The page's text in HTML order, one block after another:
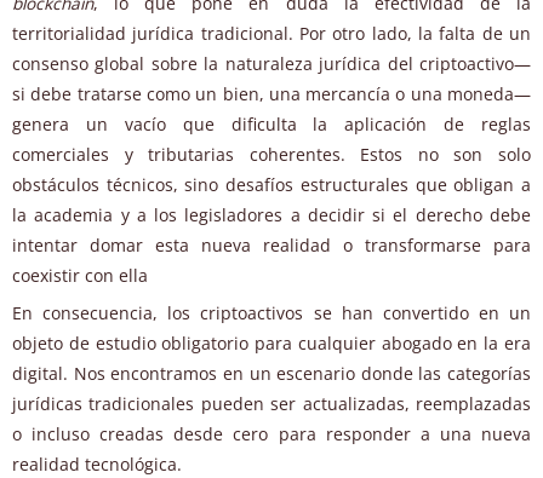
territorialidad jurídica tradicional. Por otro lado, la falta de un
consenso global sobre la naturaleza jurídica del criptoactivo—
si debe tratarse como un bien, una mercancía o una moneda—
genera un vacío que dificulta la aplicación de reglas
comerciales y tributarias coherentes. Estos no son solo
obstáculos técnicos, sino desafíos estructurales que obligan a
la academia y a los legisladores a decidir si el derecho debe
intentar domar esta nueva realidad o transformarse para
coexistir con ella
En consecuencia, los criptoactivos se han convertido en un
objeto de estudio obligatorio para cualquier abogado en la era
digital. Nos encontramos en un escenario donde las categorías
jurídicas tradicionales pueden ser actualizadas, reemplazadas
o incluso creadas desde cero para responder a una nueva
realidad tecnológica.